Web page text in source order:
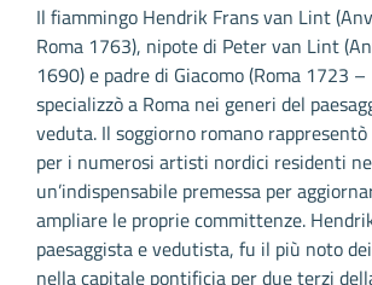
Il fiammingo Hendrik Frans van Lint
Roma 1763), nipote di Peter van Lint
1690) e padre di Giacomo (Roma 1723
specializzò a Roma nei generi del
veduta. Il soggiorno romano
per i numerosi artisti nordici residenti
un’indispensabile premessa per
ampliare le proprie committenze.
paesaggista e vedutista, fu il più noto
nella capitale pontificia per due terzi